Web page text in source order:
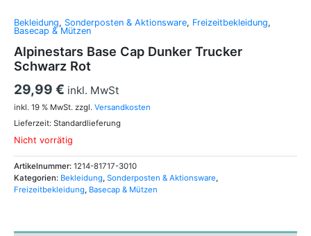
Bekleidung, Sonderposten & Aktionsware, Freizeitbekleidung,
Basecap & Mützen
Alpinestars Base Cap Dunker Trucker
Schwarz Rot
29,99 € inkl. MwSt
inkl. 19 % MwSt. zzgl. Versandkosten
Lieferzeit: Standardlieferung
Nicht vorrätig
Artikelnummer: 1214-81717-3010
Kategorien: Bekleidung, Sonderposten & Aktionsware,
Freizeitbekleidung, Basecap & Mützen